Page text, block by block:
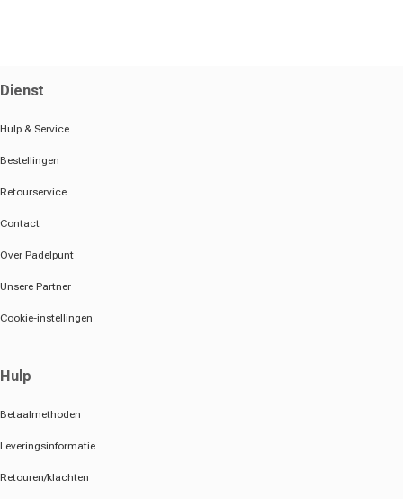
Dienst
Hulp & Service
Bestellingen
Retourservice
Contact
Over Padelpunt
Unsere Partner
Cookie-instellingen
Hulp
Betaalmethoden
Leveringsinformatie
Retouren/klachten